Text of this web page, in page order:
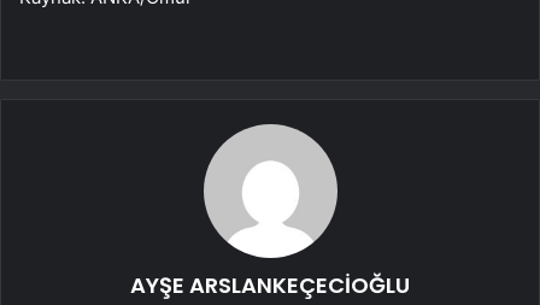
AYŞE ARSLANKEÇECİOĞLU